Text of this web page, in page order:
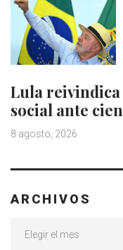
Lula reivindica
social ante
8 agosto, 2026
ARCHIVOS